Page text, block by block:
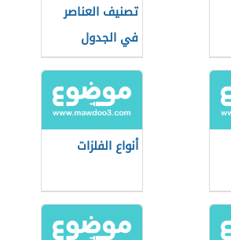
تصنيف العناصر
في الجدول
الدوري
أنواع الفلزات